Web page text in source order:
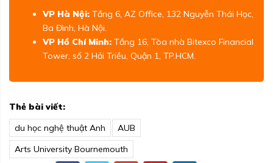
VP Hà Nội: Tầng 6, AZ Office, 132 Nguyễn Thái Học,
Ba Đình, Hà Nội.
VP Hồ Chí Minh: Tầng 16, Tòa nhà Bitexco Financial
Tower, số 2 Hải Triều, Quận 1, TP.HCM.
Thẻ bài viết:
du học nghệ thuật Anh
AUB
Arts University Bournemouth